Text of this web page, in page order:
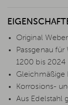
Original
Passgenau
1200 bis 2024
Gleichmäßige
Korrosions-
Aus Edelstahl